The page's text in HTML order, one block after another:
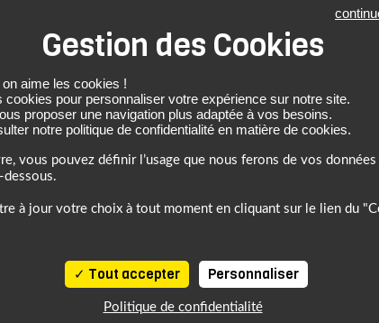
aime les cookies !
cookies pour personnaliser votre expérience sur notre site.
proposer une navigation plus adaptée à vos besoins.
notre politique de confidentialité en matière de cookies.
vous pouvez définir l’usage que nous ferons de vos
dessous.
à jour votre choix à tout moment en cliquant sur le lien du
Tout accepter Personnaliser
Politique de confidentialité